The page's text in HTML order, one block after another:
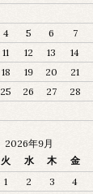
4 5 6 7
11 12 13 14
18 19 20 21
25 26 27 28
2026年9月
火 水 木 金
1
2 3 4